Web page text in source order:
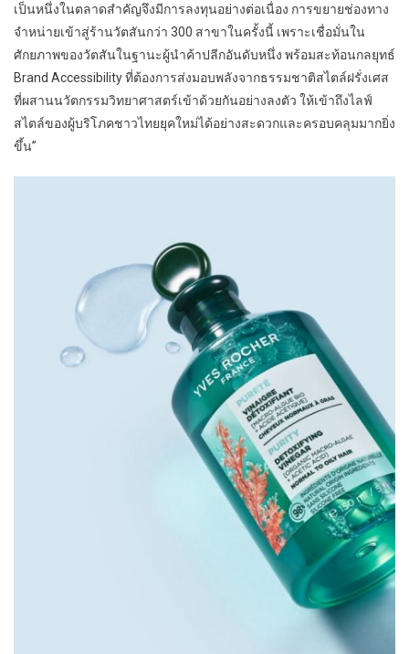
เป็นหนึ่งในตลาดสำคัญจึงมีการลงทุนอย่างต่อเนื่อง การขยายช่องทาง
จำหน่ายเข้าสู่ร้านวัตสันกว่า 300 สาขาในครั้งนี้ เพราะเชื่อมั่นใน
ศักยภาพของวัตสันในฐานะผู้นำค้าปลีกอันดับหนึ่ง พร้อมสะท้อนกลยุทธ์
Brand Accessibility ที่ต้องการส่งมอบพลังจากธรรมชาติสไตล์ฝรั่งเศส
ที่ผสานนวัตกรรมวิทยาศาสตร์เข้าด้วยกันอย่างลงตัว ให้เข้าถึงไลฟ์
สไตล์ของผู้บริโภคชาวไทยยุคใหม่ได้อย่างสะดวกและครอบคลุมมากยิ่ง
ขึ้น”